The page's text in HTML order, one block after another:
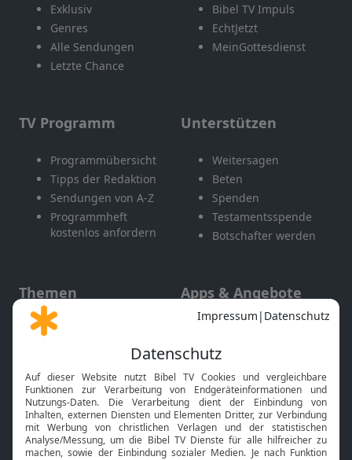
Exklusiv
Genres
Alle Sendungen
Letzte Chance
Bibel TV Impuls
EchtJetzt
MeinGottesdienst
TV Programm
Programmübersicht
Tipps der Redaktion
Sendungen von A-Z
Programmheft
kostenlos anfordern
Unterstützen
Weitersagen
Beten
Spenden
Testamentsspende
Botschafter werden
Themen
Gott und Bibel erklärt
Neuigkeiten
Apps & Angebote
Mobile App
Smart TV
HbbTV
Bibelthek Online-Bibel
Nächster Gottesdienst